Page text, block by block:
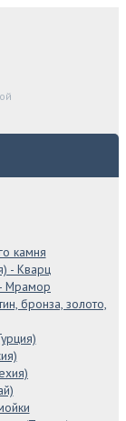
камня
- Кварц
- Мрамор
бронза, золото,